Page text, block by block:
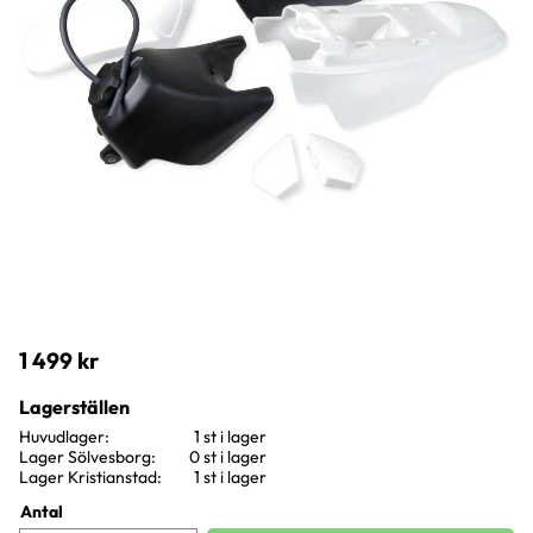
1 499 kr
Antal
Lagerställen
Huvudlager
1 st i lager
Lager Sölvesborg
0 st i lager
Lager Kristianstad
1 st i lager